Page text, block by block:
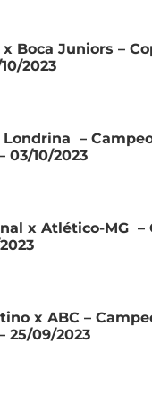
Boca Juniors –
2023
–
03/10/2023
x Atlético-MG –
x ABC –
25/09/2023